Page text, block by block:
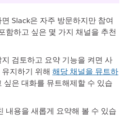
Slack은 자주 방문하지만 참여
함하고 싶은 몇 가지 채널을 추천
검토하고 요약 기능을 켜면 사
지하기 위해 해당 채널을 뮤트하
싶은 대화를 뮤트해제할 수 있습
내용을 새롭게 요약해 볼 수 있습